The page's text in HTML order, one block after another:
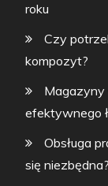
roku
Czy
kompozyt?
efektywnego
Obsługa
się niezbędna?